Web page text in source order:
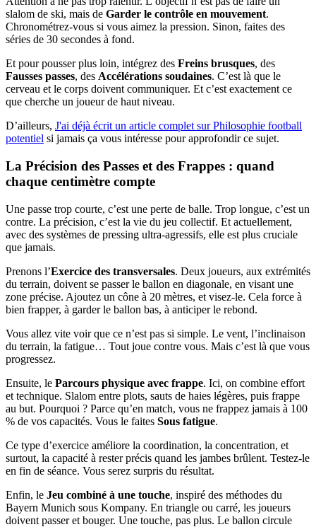
slalom de ski, mais de Garder le contrôle en mouvement.
Chronométrez-vous si vous aimez la pression. Sinon, faites des
séries de 30 secondes à fond.
Et pour pousser plus loin, intégrez des Freins brusques, des
Fausses passes, des Accélérations soudaines. C’est là que le
cerveau et le corps doivent communiquer. Et c’est exactement ce
que cherche un joueur de haut niveau.
D’ailleurs, J'ai déjà écrit un article complet sur Philosophie football
potentiel si jamais ça vous intéresse pour approfondir ce sujet.
La Précision des Passes et des Frappes : quand
chaque centimètre compte
Une passe trop courte, c’est une perte de balle. Trop longue, c’est un
contre. La précision, c’est la vie du jeu collectif. Et actuellement,
avec des systèmes de pressing ultra-agressifs, elle est plus cruciale
que jamais.
Prenons l’Exercice des transversales. Deux joueurs, aux extrémités
du terrain, doivent se passer le ballon en diagonale, en visant une
zone précise. Ajoutez un cône à 20 mètres, et visez-le. Cela force à
bien frapper, à garder le ballon bas, à anticiper le rebond.
Vous allez vite voir que ce n’est pas si simple. Le vent, l’inclinaison
du terrain, la fatigue… Tout joue contre vous. Mais c’est là que vous
progressez.
Ensuite, le Parcours physique avec frappe. Ici, on combine effort
et technique. Slalom entre plots, sauts de haies légères, puis frappe
au but. Pourquoi ? Parce qu’en match, vous ne frappez jamais à 100
% de vos capacités. Vous le faites Sous fatigue.
Ce type d’exercice améliore la coordination, la concentration, et
surtout, la capacité à rester précis quand les jambes brûlent. Testez-le
en fin de séance. Vous serez surpris du résultat.
Enfin, le Jeu combiné à une touche, inspiré des méthodes du
Bayern Munich sous Kompany. En triangle ou carré, les joueurs
doivent passer et bouger. Une touche, pas plus. Le ballon circule